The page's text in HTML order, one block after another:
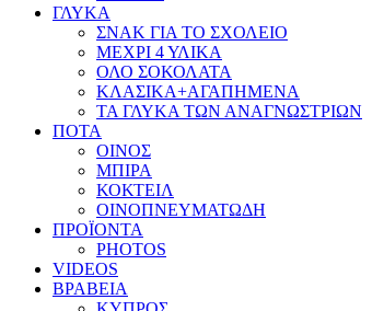
ΓΛΥΚΑ
ΣΝΑΚ ΓΙΑ ΤΟ ΣΧΟΛΕΙΟ
ΜΕΧΡΙ 4 ΥΛΙΚΑ
ΟΛΟ ΣΟΚΟΛΑΤΑ
ΚΛΑΣΙΚΑ+ΑΓΑΠΗΜΕΝΑ
ΤΑ ΓΛΥΚΑ ΤΩΝ ΑΝΑΓΝΩΣΤΡΙΩΝ
ΠΟΤΑ
ΟΙΝΟΣ
ΜΠΙΡΑ
ΚΟΚΤΕΙΛ
ΟΙΝΟΠΝΕΥΜΑΤΩΔΗ
ΠΡΟΪΟΝΤΑ
PHOTOS
VIDEOS
ΒΡΑΒΕΙΑ